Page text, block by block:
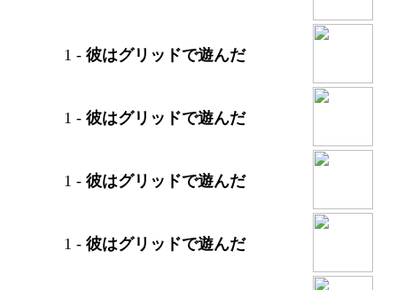
1 - 彼はグリッドで遊んだ
1 - 彼はグリッドで遊んだ
1 - 彼はグリッドで遊んだ
1 - 彼はグリッドで遊んだ